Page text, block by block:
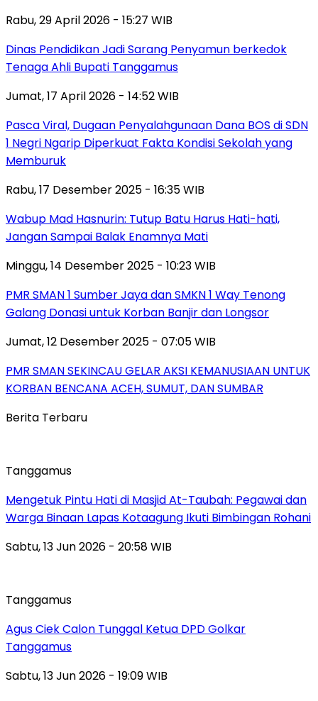
Rabu, 29 April 2026 - 15:27 WIB
Dinas Pendidikan Jadi Sarang Penyamun berkedok
Tenaga Ahli Bupati Tanggamus
Jumat, 17 April 2026 - 14:52 WIB
Pasca Viral, Dugaan Penyalahgunaan Dana BOS di SDN
1 Negri Ngarip Diperkuat Fakta Kondisi Sekolah yang
Memburuk
Rabu, 17 Desember 2025 - 16:35 WIB
Wabup Mad Hasnurin: Tutup Batu Harus Hati-hati,
Jangan Sampai Balak Enamnya Mati
Minggu, 14 Desember 2025 - 10:23 WIB
PMR SMAN 1 Sumber Jaya dan SMKN 1 Way Tenong
Galang Donasi untuk Korban Banjir dan Longsor
Jumat, 12 Desember 2025 - 07:05 WIB
PMR SMAN SEKINCAU GELAR AKSI KEMANUSIAAN UNTUK
KORBAN BENCANA ACEH, SUMUT, DAN SUMBAR
Berita Terbaru
Tanggamus
Mengetuk Pintu Hati di Masjid At-Taubah: Pegawai dan
Warga Binaan Lapas Kotaagung Ikuti Bimbingan Rohani
Sabtu, 13 Jun 2026 - 20:58 WIB
Tanggamus
Agus Ciek Calon Tunggal Ketua DPD Golkar
Tanggamus
Sabtu, 13 Jun 2026 - 19:09 WIB